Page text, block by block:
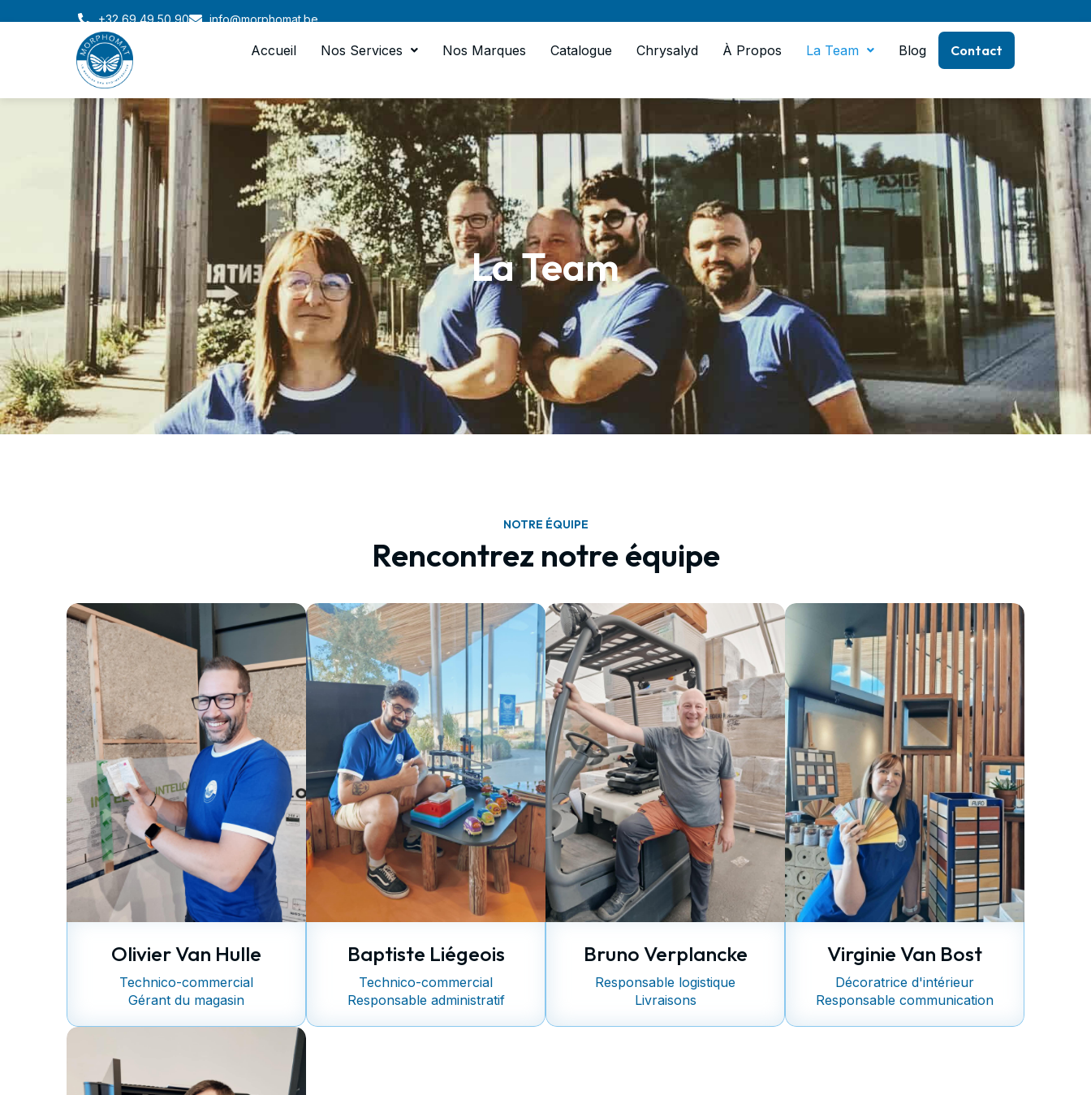
+32 69 49 50 90 info@morphomat.be
Accueil Nos Services Nos Marques Catalogue Chrysalyd À Propos La Team Blog Contact
La Team
NOTRE ÉQUIPE
Rencontrez notre équipe
Olivier Van Hulle
Technico-commercial
Gérant du magasin
Baptiste Liégeois
Technico-commercial
Responsable administratif
Bruno Verplancke
Responsable logistique
Livraisons
Virginie Van Bost
Décoratrice d'intérieur
Responsable communication